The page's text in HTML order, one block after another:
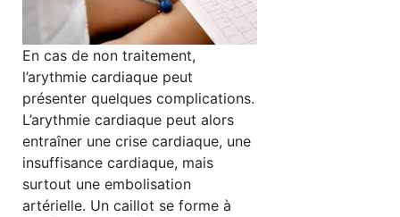
En cas de non traitement,
l’arythmie cardiaque peut
présenter quelques complications.
L’arythmie cardiaque peut alors
entraîner une crise cardiaque, une
insuffisance cardiaque, mais
surtout une embolisation
artérielle. Un caillot se forme à